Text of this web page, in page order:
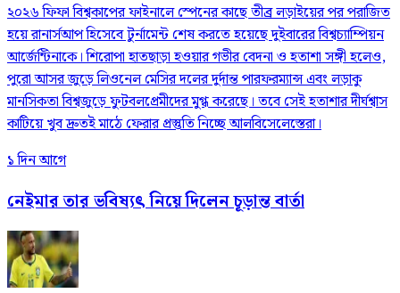
২০২৬ ফিফা বিশ্বকাপের ফাইনালে স্পেনের কাছে তীব্র লড়াইয়ের পর পরাজিত
হয়ে রানার্সআপ হিসেবে টুর্নামেন্ট শেষ করতে হয়েছে দুইবারের বিশ্বচ্যাম্পিয়ন
আর্জেন্টিনাকে। শিরোপা হাতছাড়া হওয়ার গভীর বেদনা ও হতাশা সঙ্গী হলেও,
পুরো আসর জুড়ে লিওনেল মেসির দলের দুর্দান্ত পারফরম্যান্স এবং লড়াকু
মানসিকতা বিশ্বজুড়ে ফুটবলপ্রেমীদের মুগ্ধ করেছে। তবে সেই হতাশার দীর্ঘশ্বাস
কাটিয়ে খুব দ্রুতই মাঠে ফেরার প্রস্তুতি নিচ্ছে আলবিসেলেস্তেরা।
১ দিন আগে
নেইমার তার ভবিষ্যৎ নিয়ে দিলেন চূড়ান্ত বার্তা